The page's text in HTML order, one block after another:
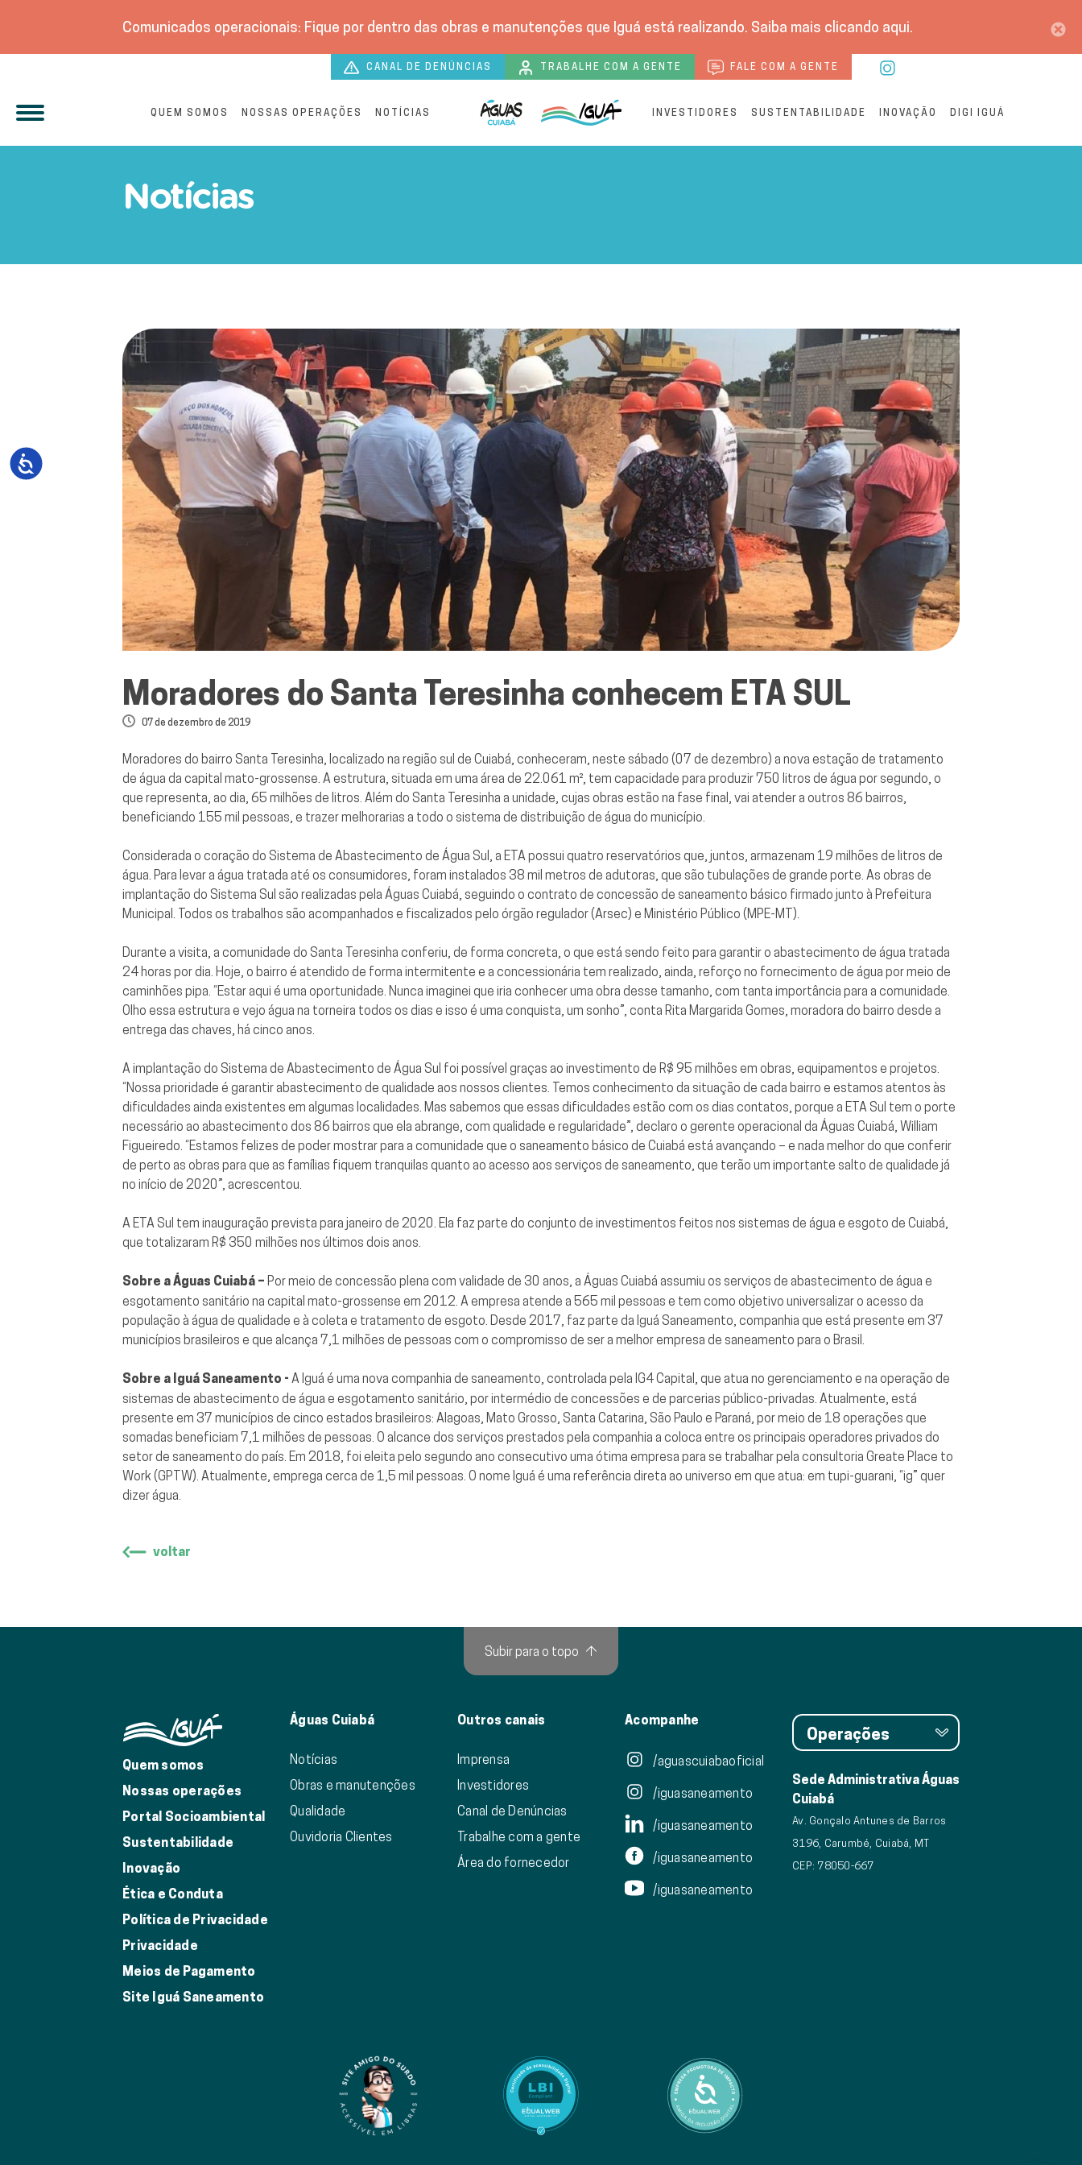
Comunicados operacionais: Fique por dentro das obras e manutenções que Iguá está realizando. Saiba mais clicando aqui.
CANAL DE DENÚNCIAS TRABALHE COM A GENTE FALE COM A GENTE
QUEM SOMOS NOSSAS OPERAÇÕES NOTÍCIAS INVESTIDORES SUSTENTABILIDADE INOVAÇÃO DIGI IGUÁ
Moradores do Santa Teresinha conhecem ETA SUL | Águas Cuiabá
Notícias
Moradores do Santa Teresinha conhecem ETA SUL
07 de dezembro de 2019
Moradores do bairro Santa Teresinha, localizado na região sul de Cuiabá, conheceram, neste sábado (07 de dezembro) a nova estação de tratamento
de água da capital mato-grossense. A estrutura, situada em uma área de 22.061 m², tem capacidade para produzir 750 litros de água por segundo, o
que representa, ao dia, 65 milhões de litros. Além do Santa Teresinha a unidade, cujas obras estão na fase final, vai atender a outros 86 bairros,
beneficiando 155 mil pessoas, e trazer melhorarias a todo o sistema de distribuição de água do município.
Considerada o coração do Sistema de Abastecimento de Água Sul, a ETA possui quatro reservatórios que, juntos, armazenam 19 milhões de litros de
água. Para levar a água tratada até os consumidores, foram instalados 38 mil metros de adutoras, que são tubulações de grande porte. As obras de
implantação do Sistema Sul são realizadas pela Águas Cuiabá, seguindo o contrato de concessão de saneamento básico firmado junto à Prefeitura
Municipal. Todos os trabalhos são acompanhados e fiscalizados pelo órgão regulador (Arsec) e Ministério Público (MPE-MT).
Durante a visita, a comunidade do Santa Teresinha conferiu, de forma concreta, o que está sendo feito para garantir o abastecimento de água tratada
24 horas por dia. Hoje, o bairro é atendido de forma intermitente e a concessionária tem realizado, ainda, reforço no fornecimento de água por meio de
caminhões pipa. “Estar aqui é uma oportunidade. Nunca imaginei que iria conhecer uma obra desse tamanho, com tanta importância para a comunidade.
Olho essa estrutura e vejo água na torneira todos os dias e isso é uma conquista, um sonho”, conta Rita Margarida Gomes, moradora do bairro desde a
entrega das chaves, há cinco anos.
A implantação do Sistema de Abastecimento de Água Sul foi possível graças ao investimento de R$ 95 milhões em obras, equipamentos e projetos.
“Nossa prioridade é garantir abastecimento de qualidade aos nossos clientes. Temos conhecimento da situação de cada bairro e estamos atentos às
dificuldades ainda existentes em algumas localidades. Mas sabemos que essas dificuldades estão com os dias contatos, porque a ETA Sul tem o porte
necessário ao abastecimento dos 86 bairros que ela abrange, com qualidade e regularidade”, declaro o gerente operacional da Águas Cuiabá, William
Figueiredo. “Estamos felizes de poder mostrar para a comunidade que o saneamento básico de Cuiabá está avançando – e nada melhor do que conferir
de perto as obras para que as famílias fiquem tranquilas quanto ao acesso aos serviços de saneamento, que terão um importante salto de qualidade já
no início de 2020”, acrescentou.
A ETA Sul tem inauguração prevista para janeiro de 2020. Ela faz parte do conjunto de investimentos feitos nos sistemas de água e esgoto de Cuiabá,
que totalizaram R$ 350 milhões nos últimos dois anos.
Sobre a Águas Cuiabá – Por meio de concessão plena com validade de 30 anos, a Águas Cuiabá assumiu os serviços de abastecimento de água e
esgotamento sanitário na capital mato-grossense em 2012. A empresa atende a 565 mil pessoas e tem como objetivo universalizar o acesso da
população à água de qualidade e à coleta e tratamento de esgoto. Desde 2017, faz parte da Iguá Saneamento, companhia que está presente em 37
municípios brasileiros e que alcança 7,1 milhões de pessoas com o compromisso de ser a melhor empresa de saneamento para o Brasil.
Sobre a Iguá Saneamento - A Iguá é uma nova companhia de saneamento, controlada pela IG4 Capital, que atua no gerenciamento e na operação de
sistemas de abastecimento de água e esgotamento sanitário, por intermédio de concessões e de parcerias público-privadas. Atualmente, está
presente em 37 municípios de cinco estados brasileiros: Alagoas, Mato Grosso, Santa Catarina, São Paulo e Paraná, por meio de 18 operações que
somadas beneficiam 7,1 milhões de pessoas. O alcance dos serviços prestados pela companhia a coloca entre os principais operadores privados do
setor de saneamento do país. Em 2018, foi eleita pelo segundo ano consecutivo uma ótima empresa para se trabalhar pela consultoria Greate Place to
Work (GPTW). Atualmente, emprega cerca de 1,5 mil pessoas. O nome Iguá é uma referência direta ao universo em que atua: em tupi-guarani, “ig” quer
dizer água.
voltar
Quem somos
Nossas operações
Portal Socioambiental
Sustentabilidade
Inovação
Ética e Conduta
Política de Privacidade
Privacidade
Meios de Pagamento
Site Iguá Saneamento
Águas Cuiabá
Notícias
Obras e manutenções
Qualidade
Ouvidoria Clientes
Outros canais
Imprensa
Investidores
Canal de Denúncias
Trabalhe com a gente
Área do fornecedor
Acompanhe
/aguascuiabaoficial
/iguasaneamento
/iguasaneamento
/iguasaneamento
/iguasaneamento
Operações
Sede Administrativa Águas
Cuiabá
Av. Gonçalo Antunes de Barros
3196, Carumbé, Cuiabá, MT
CEP: 78050-667
Subir para o topo ↑